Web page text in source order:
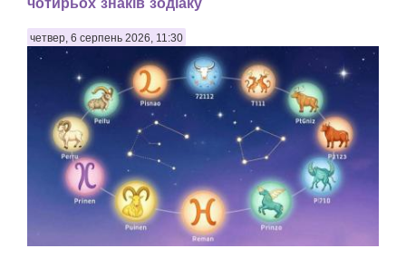
четвер, 6 серпень 2026, 11:30